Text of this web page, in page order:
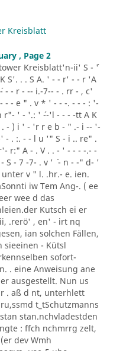
Kreisblatt
, Page 2
Kreisblatt'n-ii' S - ´'
S'. . . S A. ' - - r' - - r 'A
- - r - -- i.-7-- - . rr - , c'
- - e " . v * ' - - -. - - - : '-
r"- ' - '.: ' ´--'l - - - -tt A K
- ) i ' - 'r r e b - " .- i -- '-
- . :. - - l u '" S - i .. re" .
r:" A - . V . . - ' - - - -.- -
S - 7 -7- . v ' ´ - n - -" d- '
unter v " l. .hr.- e. ien.
iw Tem Ang-. ( ee
wee d das
Kutsch ei er
.rerö' , en' - irt nq
ian solchen Fällen,
sieeinen - Kütsl
sofort-
. eine Anweisung ane
ausgestellt. Nun us
. aß d nt, unterhlett
t_tSchutzmanns
stan.nchvladestden
: ffch nchmrrg zelt,
dev Wmh